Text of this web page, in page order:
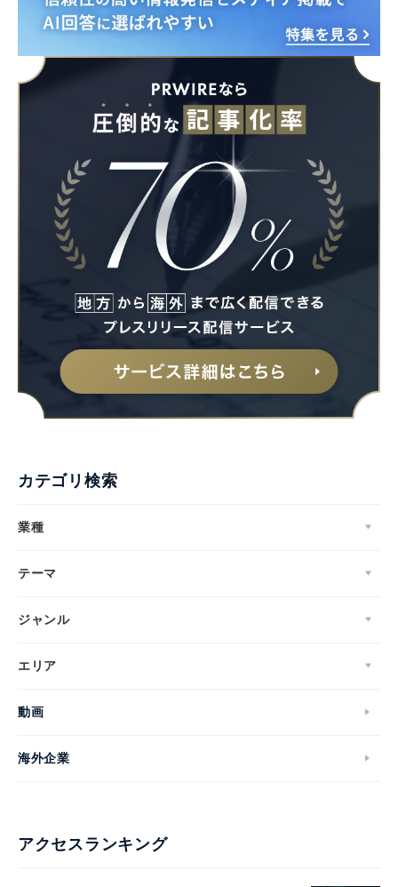
カテゴリ検索
業種
テーマ
ジャンル
エリア
動画
海外企業
アクセスランキング